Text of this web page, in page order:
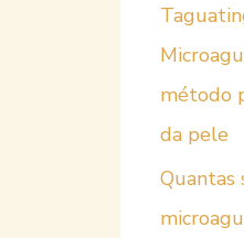
método
da pele
Quantas